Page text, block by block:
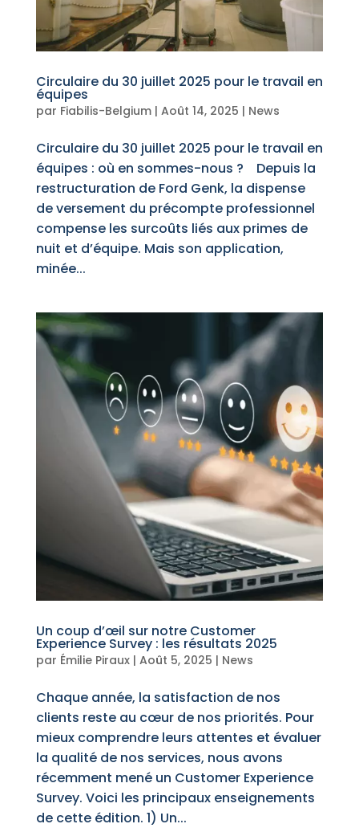
Circulaire du 30 juillet 2025 pour le travail en
équipes
par Fiabilis-Belgium| Août 14, 2025 | News
Circulaire du 30 juillet 2025 pour le travail en
équipes : où en sommes-nous ? Depuis la
restructuration de Ford Genk, la dispense
de versement du précompte professionnel
compense les surcoûts liés aux primes de
nuit et d’équipe. Mais son application,
minée...
Un coup d’œil sur notre Customer
Experience Survey : les résultats 2025
par Émilie Piraux| Août 5, 2025 | News
Chaque année, la satisfaction de nos
clients reste au cœur de nos priorités. Pour
mieux comprendre leurs attentes et évaluer
la qualité de nos services, nous avons
récemment mené un Customer Experience
Survey. Voici les principaux enseignements
de cette édition. 1) Un...